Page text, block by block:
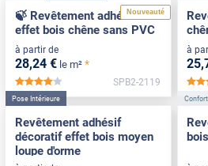
Nouveauté
🍃 Revêtement adhésif
effet bois chêne sans PVC
à partir de
28,24 € le m² *
*****
SPB2-2119
à
25
Pose Intérieure
Revêtement adhésif
décoratif effet bois moyen
loupe d'orme
Confort